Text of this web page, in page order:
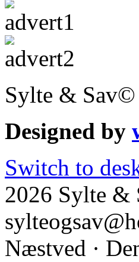
Sylte & Sav©
Designed by
Switch to
2026 Sylte &
Næstved ·